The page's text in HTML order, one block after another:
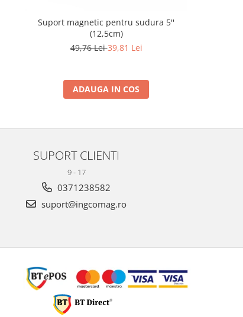
Suport magnetic pentru sudura 5''
(12,5cm)
49,76 Lei39,81 Lei
ADAUGA IN COS
SUPORT CLIENTI
9 - 17
0371238582
suport@ingcomag.ro